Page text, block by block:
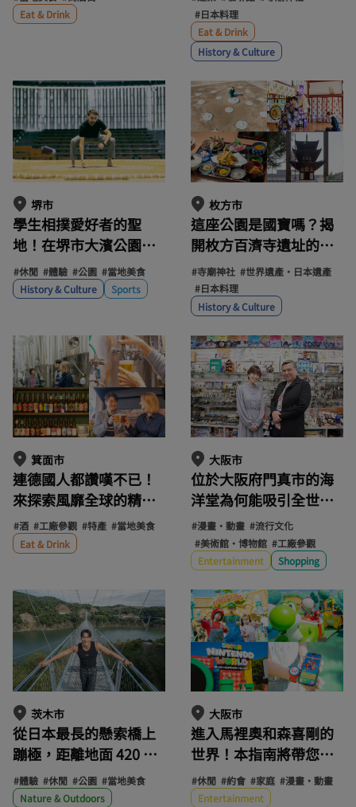
斷演變的靈魂美食“美
Eat & Drink
巖泉寺，並在傳統日式
民宅享用午餐。
#日本料理
Eat & Drink
History & Culture
堺市
學生相撲愛好者的聖
地！在堺市大濱公園體
驗真正的相撲台。品嚐
由前相撲力士親手烹調
#休閒 #體驗 #公園 #當地美食
History & Culture
Sports
枚方市
這座公園是國寶嗎？揭
開枚方百濟寺遺址的神
秘面紗，這處與大阪城
遺址齊名的特殊歷史遺
跡。
#寺廟神社 #世界遺產・日本遺產
#日本料理
History & Culture
箕面市
連德國人都讚嘆不已！
來探索風靡全球的精釀
啤酒－箕面啤酒的魅力
吧。在啤酒廠和旗艦店
#酒 #工廠參觀 #特產 #當地美食
Eat & Drink
大阪市
位於大阪府門真市的海
洋堂為何能吸引全世界
的目光？動漫手辦、
Revoltech等產品背後，
蘊藏著什麼樣的「藝術
#漫畫・動畫 #流行文化
#美術館・博物館 #工廠參觀
Entertainment
Shopping
茨木市
從日本最長的懸索橋上
蹦極，距離地面 420 公
尺！ ？來自茨城市的
GENERATIONS 成員中
#體驗 #休閒 #公園 #當地美食
Nature & Outdoors
大阪市
進入馬裡奧和森喜剛的
世界！本指南將帶您探
索日本環球影城「超級
任天堂世界™」的美食
#休閒 #約會 #家庭 #漫畫・動畫
Entertainment